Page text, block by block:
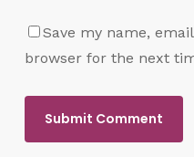
Save my name,
browser for the next